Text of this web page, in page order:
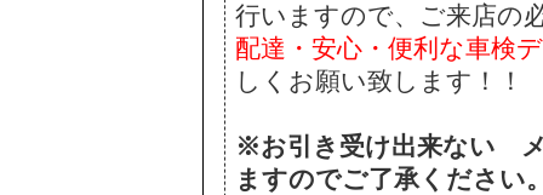
行いますので、ご来店の
配達・安心・便利な車検
しくお願い致します！！
※お引き受け出来ない
ますのでご了承ください